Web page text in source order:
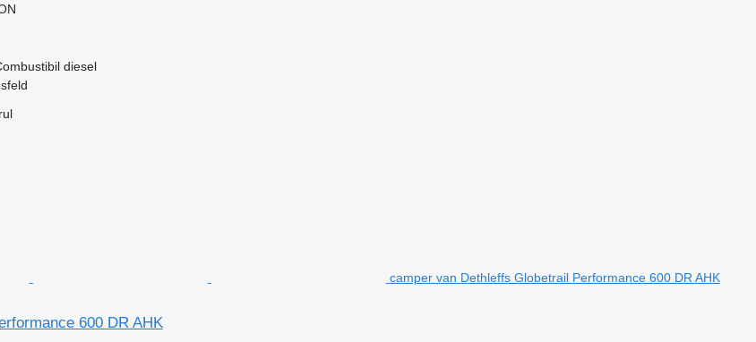
diesel
camper van Dethleffs Globetrail Performance 600 DR AHK
600 DR AHK